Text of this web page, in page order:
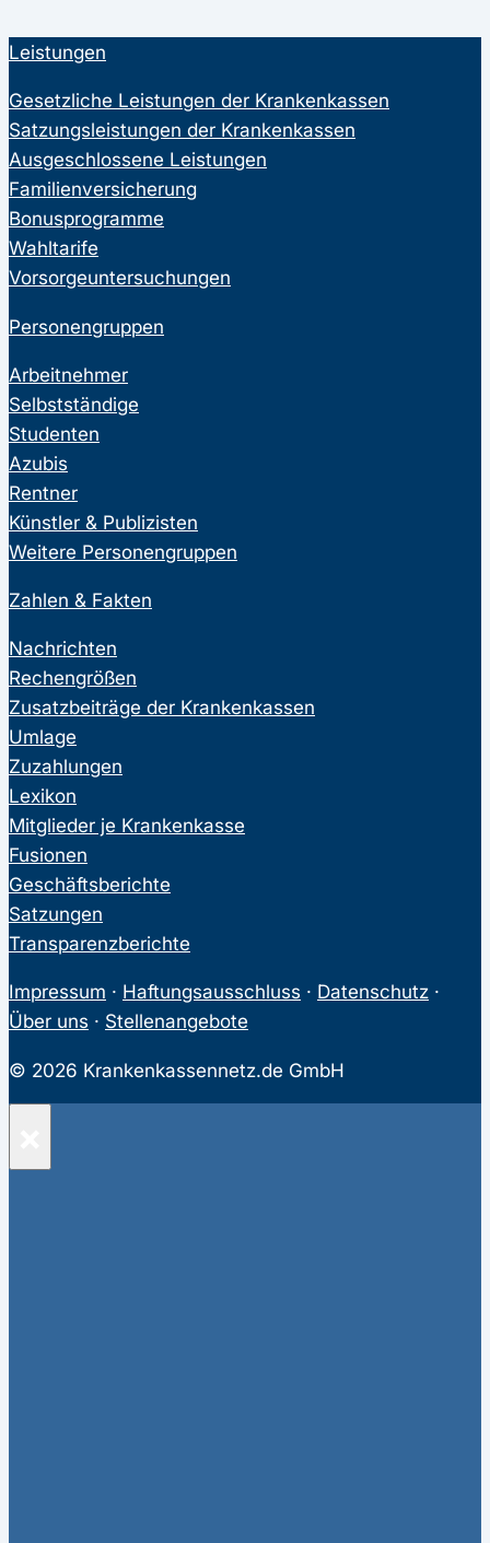
Leistungen
Gesetzliche Leistungen der Krankenkassen
Satzungsleistungen der Krankenkassen
Ausgeschlossene Leistungen
Familienversicherung
Bonusprogramme
Wahltarife
Vorsorgeuntersuchungen
Personengruppen
Arbeitnehmer
Selbstständige
Studenten
Azubis
Rentner
Künstler & Publizisten
Weitere Personengruppen
Zahlen & Fakten
Nachrichten
Rechengrößen
Zusatzbeiträge der Krankenkassen
Umlage
Zuzahlungen
Lexikon
Mitglieder je Krankenkasse
Fusionen
Geschäftsberichte
Satzungen
Transparenzberichte
Impressum · Haftungsausschluss · Datenschutz ·
Über uns · Stellenangebote
© 2026 Krankenkassennetz.de GmbH